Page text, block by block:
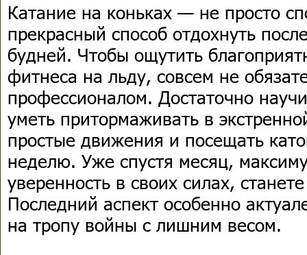
Катание на коньках — не просто
прекрасный способ отдохнуть
будней. Чтобы ощутить
фитнеса на льду, совсем не
профессионалом. Достаточно
уметь притормаживать в
простые движения и посещать
неделю. Уже спустя месяц,
уверенность в своих силах,
Последний аспект особенно
на тропу войны с лишним весом.